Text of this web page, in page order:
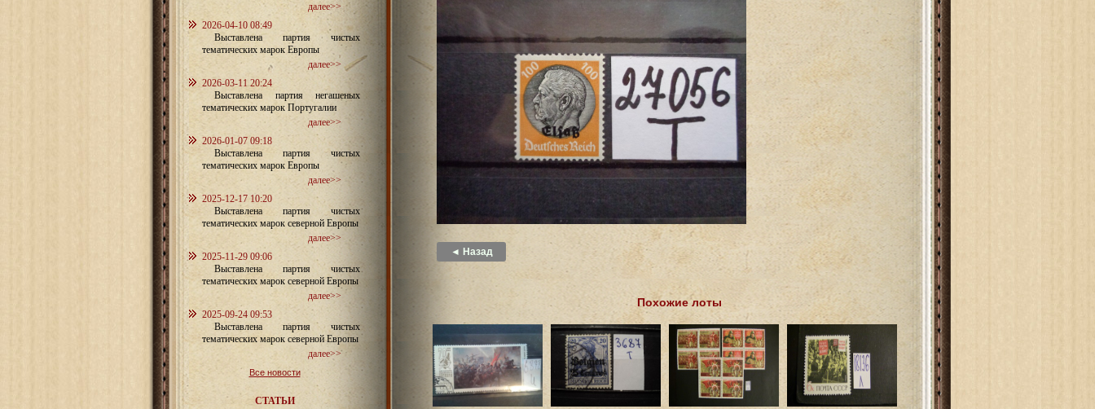
далее>>
2026-04-10 08:49
Выставлена партия чистых
тематических марок Европы
далее>>
2026-03-11 20:24
Выставлена партия негашеных
тематических марок Португалии
далее>>
2026-01-07 09:18
Выставлена партия чистых
тематических марок Европы
далее>>
2025-12-17 10:20
Выставлена партия чистых
тематических марок северной Европы
далее>>
2025-11-29 09:06
Выставлена партия чистых
тематических марок северной Европы
далее>>
2025-09-24 09:53
Выставлена партия чистых
тематических марок северной Европы
далее>>
Все новости
СТАТЬИ
◄ Назад
Похожие лоты